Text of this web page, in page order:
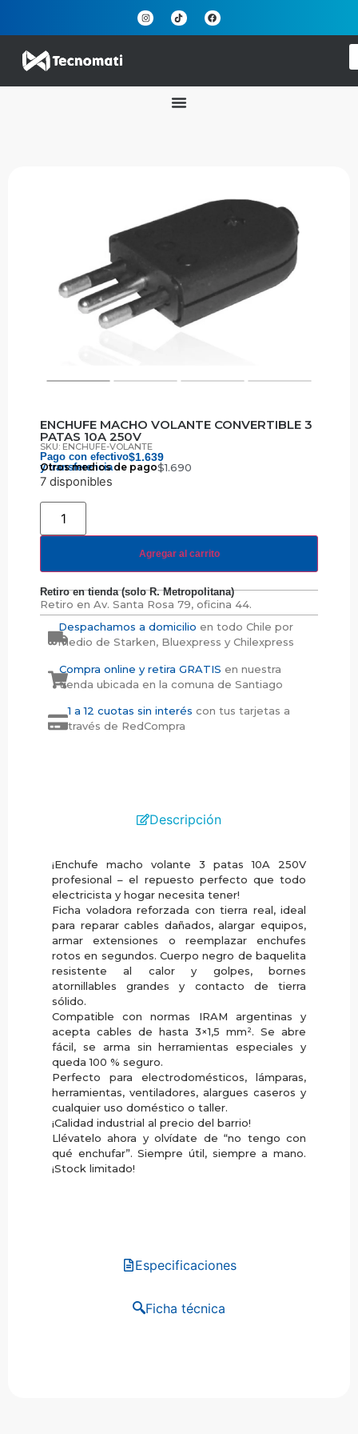
ENCHUFE MACHO VOLANTE CONVERTIBLE 3
PATAS 10A 250V
SKU: ENCHUFE-VOLANTE
Pago con efectivo
y transferencia
$1.639
Otros medios de pago$1.690
7 disponibles
Agregar al carrito
Retiro en tienda (solo R. Metropolitana)
Retiro en Av. Santa Rosa 79, oficina 44.
Despachamos a domicilio en todo Chile por
medio de Starken, Bluexpress y Chilexpress
Compra online y retira GRATIS en nuestra
tienda ubicada en la comuna de Santiago
1 a 12 cuotas sin interés con tus tarjetas a
través de RedCompra
Descripción
Especificaciones
Ficha técnica
¡Enchufe macho volante 3 patas 10A 250V
profesional – el repuesto perfecto que todo
electricista y hogar necesita tener!
Ficha voladora reforzada con tierra real, ideal
para reparar cables dañados, alargar equipos,
armar extensiones o reemplazar enchufes
rotos en segundos. Cuerpo negro de baquelita
resistente al calor y golpes, bornes
atornillables grandes y contacto de tierra
sólido.
Compatible con normas IRAM argentinas y
acepta cables de hasta 3×1,5 mm². Se abre
fácil, se arma sin herramientas especiales y
queda 100 % seguro.
Perfecto para electrodomésticos, lámparas,
herramientas, ventiladores, alargues caseros y
cualquier uso doméstico o taller.
¡Calidad industrial al precio del barrio!
Llévatelo ahora y olvídate de “no tengo con
qué enchufar”. Siempre útil, siempre a mano.
¡Stock limitado!